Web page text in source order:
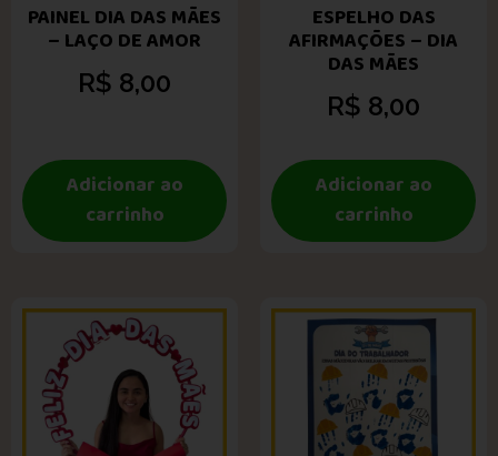
PAINEL DIA DAS MÃES
– LAÇO DE AMOR
R$ 8,00
Adicionar ao
carrinho
ESPELHO DAS
AFIRMAÇÕES – DIA
DAS MÃES
R$ 8,00
Adicionar ao
carrinho